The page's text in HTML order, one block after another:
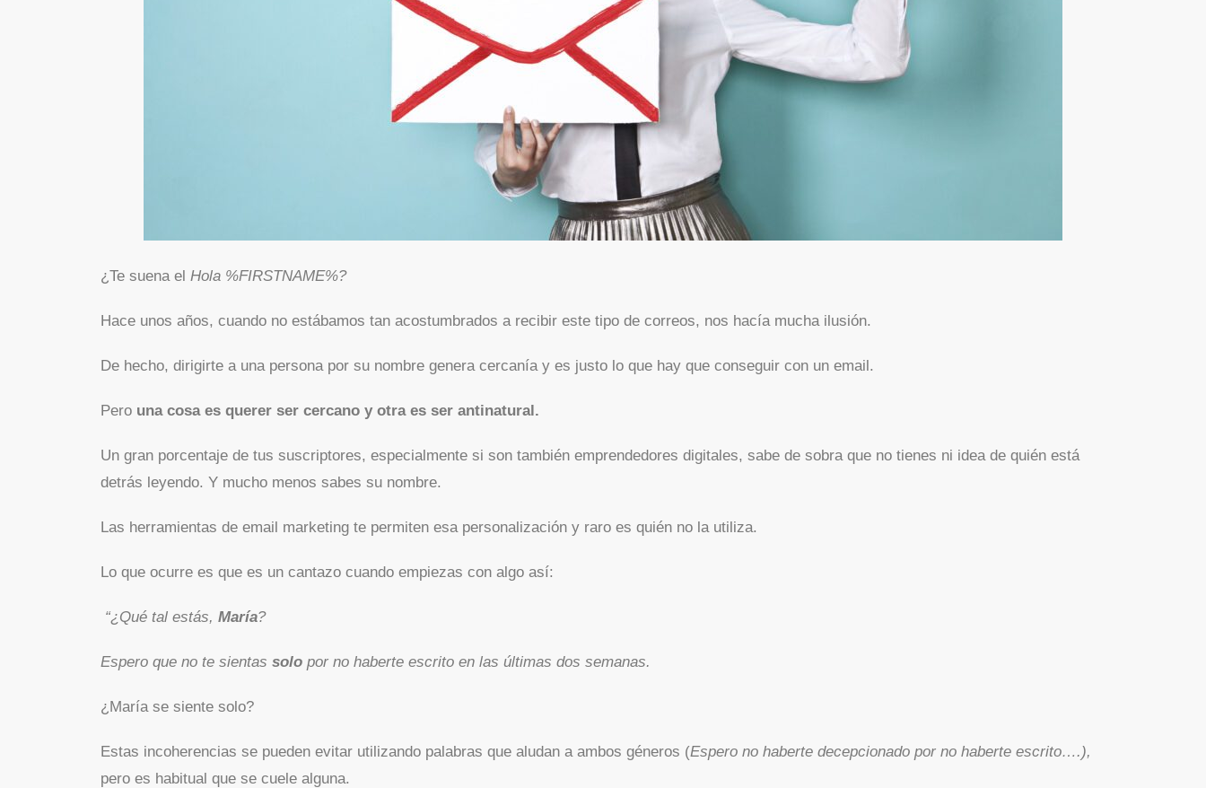
¿Te suena el Hola %FIRSTNAME%?
Hace unos años, cuando no estábamos tan acostumbrados a recibir este tipo de correos, nos hacía mucha ilusión.
De hecho, dirigirte a una persona por su nombre genera cercanía y es justo lo que hay que conseguir con un email.
Pero una cosa es querer ser cercano y otra es ser antinatural.
Un gran porcentaje de tus suscriptores, especialmente si son también emprendedores digitales, sabe de sobra que no tienes ni idea de quién está
detrás leyendo. Y mucho menos sabes su nombre.
Las herramientas de email marketing te permiten esa personalización y raro es quién no la utiliza.
Lo que ocurre es que es un cantazo cuando empiezas con algo así:
“¿Qué tal estás, María?
Espero que no te sientas solo por no haberte escrito en las últimas dos semanas.
¿María se siente solo?
Estas incoherencias se pueden evitar utilizando palabras que aludan a ambos géneros (Espero no haberte decepcionado por no haberte escrito….),
pero es habitual que se cuele alguna.